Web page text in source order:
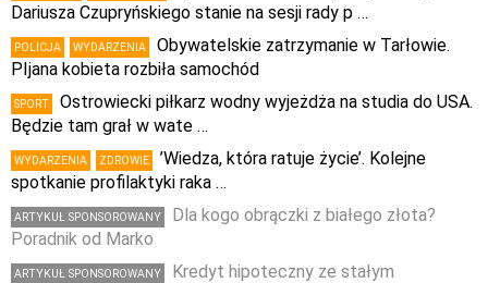
Dariusza Czupryńskiego stanie na sesji rady p …
POLICJA WYDARZENIA
Obywatelskie zatrzymanie w Tarłowie.
PIjana kobieta rozbiła samochód
SPORT
Ostrowiecki piłkarz wodny wyjeżdża na studia do USA.
Będzie tam grał w wate …
WYDARZENIA ZDROWIE
’Wiedza, która ratuje życie’. Kolejne
spotkanie profilaktyki raka …
ARTYKUŁ SPONSOROWANY
Dla kogo obrączki z białego złota?
Poradnik od Marko
ARTYKUŁ SPONSOROWANY
Kredyt hipoteczny ze stałym